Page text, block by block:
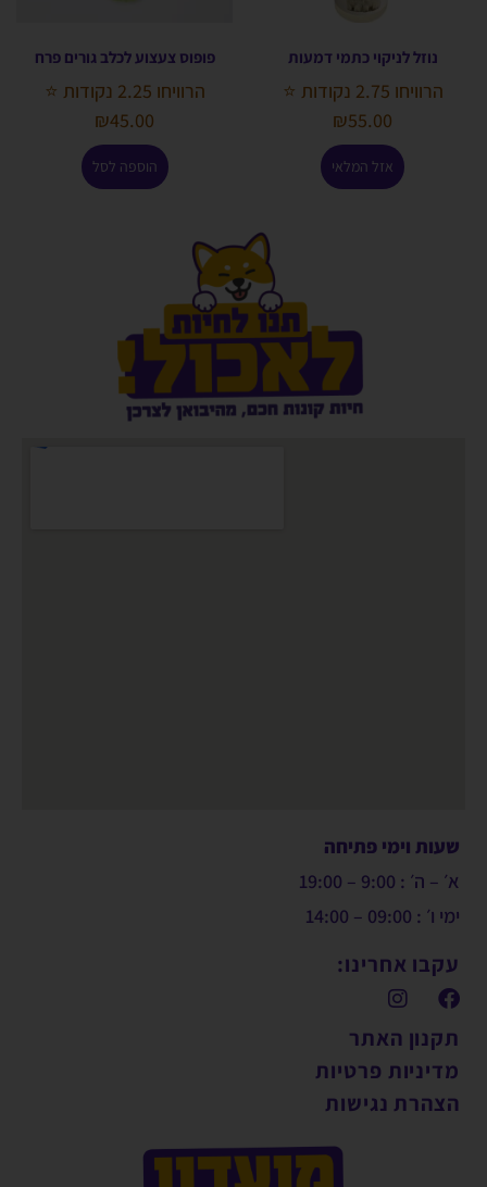
נוזל לניקוי כתמי דמעות
הרוויחו 2.75 נקודות ⭐
₪55.00
אזל המלאי
פופוס צעצוע לכלב גורים פרח
הרוויחו 2.25 נקודות ⭐
₪45.00
הוספה לסל
שעות וימי פתיחה
א׳ – ה׳ : 9:00 – 19:00
ימי ו׳ : 09:00 – 14:00
עקבו אחרינו:
תקנון האתר
מדיניות פרטיות
הצהרת נגישות